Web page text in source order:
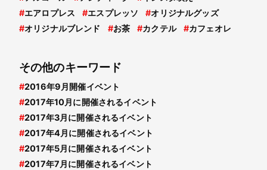
#エアロプレス #エスプレッソ #オリジナルグッズ
#オリジナルブレンド #お茶 #カクテル #カフェオレ
その他のキーワード
#2016年9月開催イベント
#2017年10月に開催されるイベント
#2017年3月に開催されるイベント
#2017年4月に開催されるイベント
#2017年5月に開催されるイベント
#2017年7月に開催されるイベント